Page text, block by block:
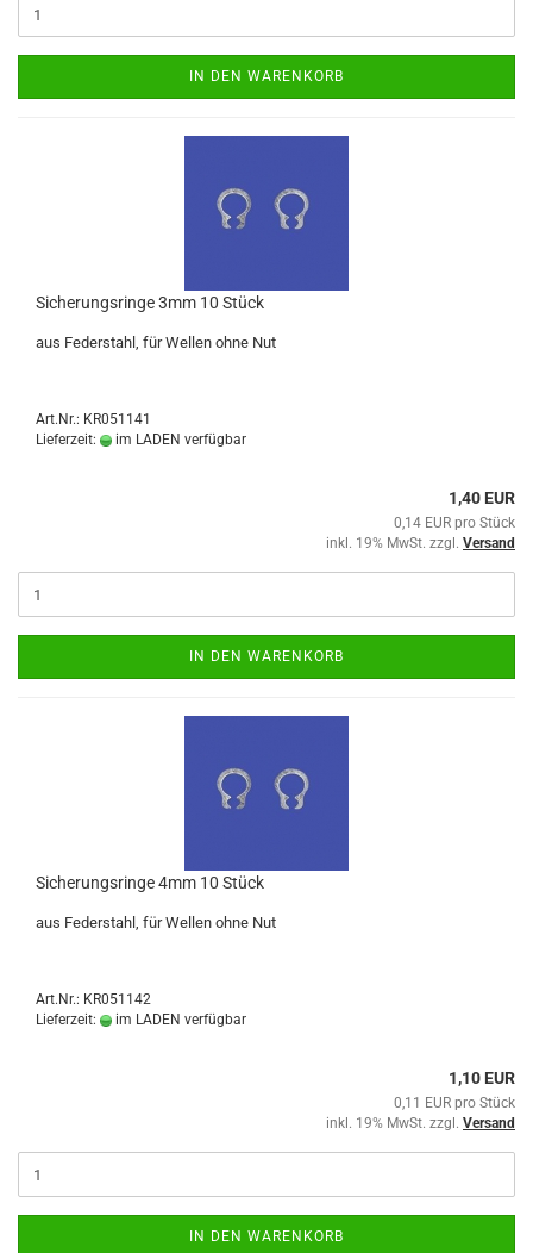
IN DEN WARENKORB
Sicherungsringe 3mm 10 Stück
aus Federstahl, für Wellen ohne Nut
Art.Nr.: KR051141
Lieferzeit:
im LADEN verfügbar
1,40 EUR
0,14 EUR pro Stück
inkl. 19% MwSt. zzgl. Versand
IN DEN WARENKORB
Sicherungsringe 4mm 10 Stück
aus Federstahl, für Wellen ohne Nut
Art.Nr.: KR051142
Lieferzeit:
im LADEN verfügbar
1,10 EUR
0,11 EUR pro Stück
inkl. 19% MwSt. zzgl. Versand
IN DEN WARENKORB